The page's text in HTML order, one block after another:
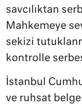
savcılıktan
Mahkemeye
sekizi
kontrolle
İstanbul
ve ruhsat